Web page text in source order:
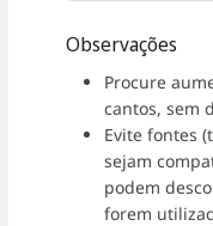
Observações
Procure
cantos, sem
Evite fontes
sejam
podem
forem